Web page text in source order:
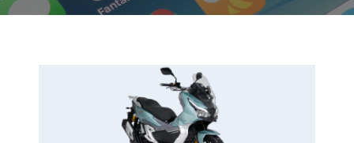
Chopper ve cross